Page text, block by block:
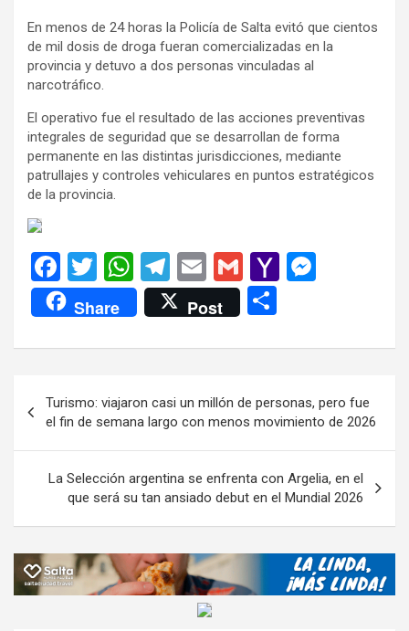
En menos de 24 horas la Policía de Salta evitó que cientos
de mil dosis de droga fueran comercializadas en la
provincia y detuvo a dos personas vinculadas al
narcotráfico.
El operativo fue el resultado de las acciones preventivas
integrales de seguridad que se desarrollan de forma
permanente en las distintas jurisdicciones, mediante
patrullajes y controles vehiculares en puntos estratégicos
de la provincia.
F
a
ce
b
o
k
T
wi
tt
er
W
h
at
s
p
p
T
el
e
gr
m
E
m
ail
G
m
ail
Y
o
M
ail
n
er
Share Post
m
ar
tir
de
entradas
Turismo: viajaron casi un millón de personas, pero fue
el fin de semana largo con menos movimiento de 2026
La Selección argentina se enfrenta con Argelia, en el
que será su tan ansiado debut en el Mundial 2026